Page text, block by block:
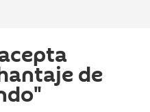
de